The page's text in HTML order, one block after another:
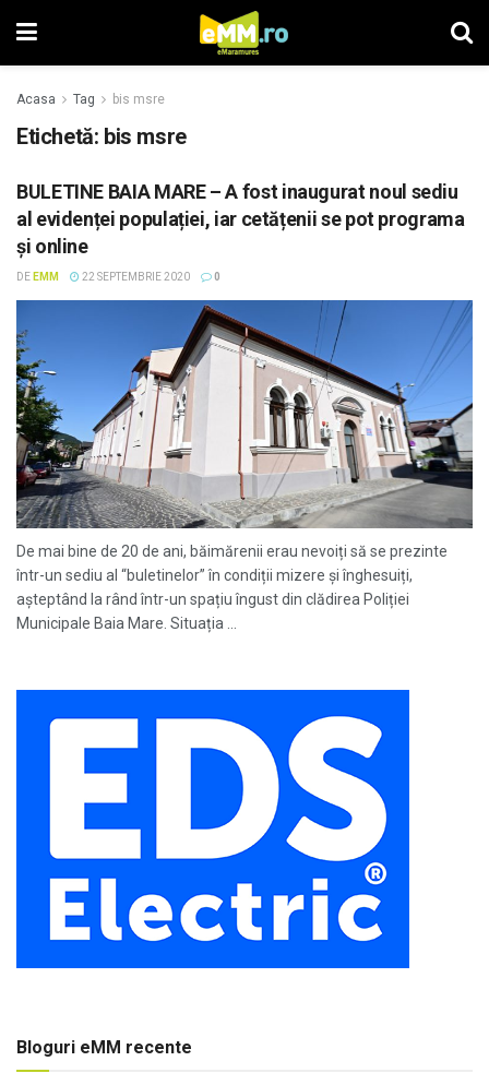
Acasa Tag bis msre
Etichetă: bis msre
BULETINE BAIA MARE – A fost inaugurat noul sediu
al evidenței populației, iar cetățenii se pot programa
și online
DE EMM 22 SEPTEMBRIE 2020 0
De mai bine de 20 de ani, băimărenii erau nevoiți să se prezinte
într-un sediu al “buletinelor” în condiții mizere și înghesuiți,
așteptând la rând într-un spațiu îngust din clădirea Poliției
Municipale Baia Mare. Situația ...
Bloguri eMM recente